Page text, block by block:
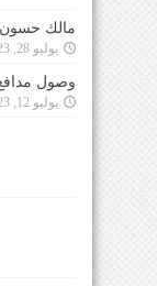
مالك حسون
يوليو 28, 2023
وصول مدافع
يوليو 12, 2023